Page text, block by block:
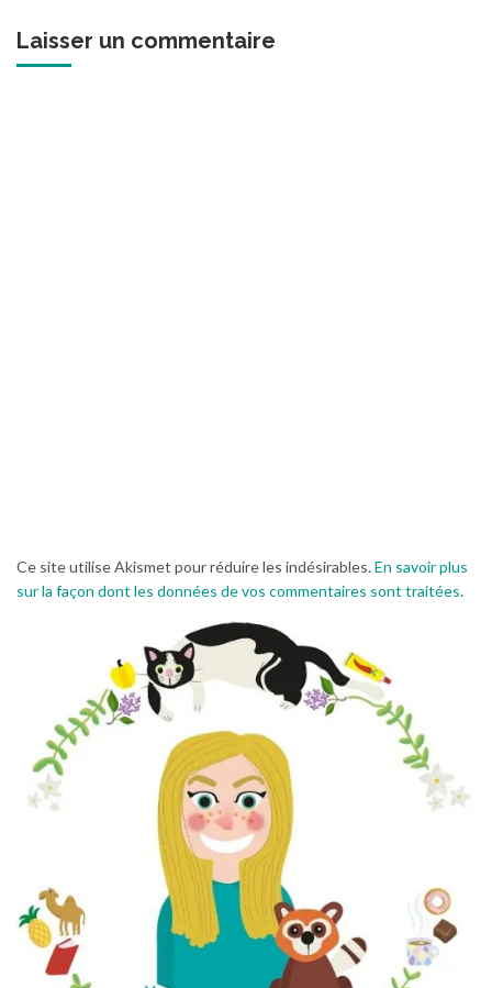
Laisser un commentaire
Ce site utilise Akismet pour réduire les indésirables.En savoir plus
sur la façon dont les données de vos commentaires sont traitées.